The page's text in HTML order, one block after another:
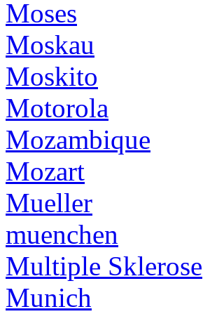
Moses
Moskau
Moskito
Motorola
Mozambique
Mozart
Mueller
muenchen
Multiple Sklerose
Munich